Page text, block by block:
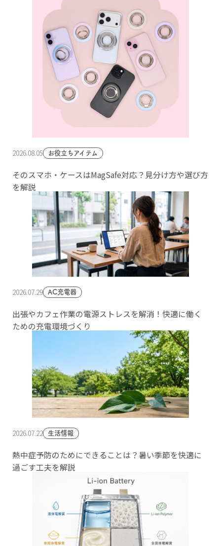
2026.08.05 お役立ちアイテム
そのスマホ・ケースはMagSafe対応？見分け方や選び方
を解説
2026.07.29 AC充電器
出張やカフェ作業の電源ストレスを解消！快適に働く
ための充電環境づくり
2026.07.22 生活情報
熱中症予防のためにできることは？暑い季節を快適に
過ごす工夫を解説